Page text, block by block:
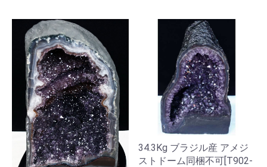
34.3Kg ブラジル産 アメジ
ストドーム同梱不可[T902-